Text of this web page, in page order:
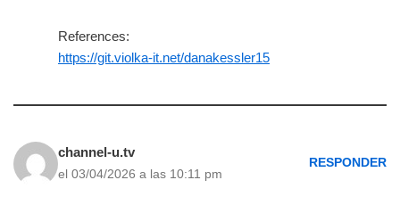
References:
https://git.violka-it.net/danakessler15
channel-u.tv
el 03/04/2026 a las 10:11 pm
RESPONDER